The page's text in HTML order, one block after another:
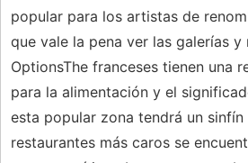
popular para los artistas de
que vale la pena ver las galerías y
OptionsThe franceses tienen una
para la alimentación y el
esta popular zona tendrá un
restaurantes más caros se